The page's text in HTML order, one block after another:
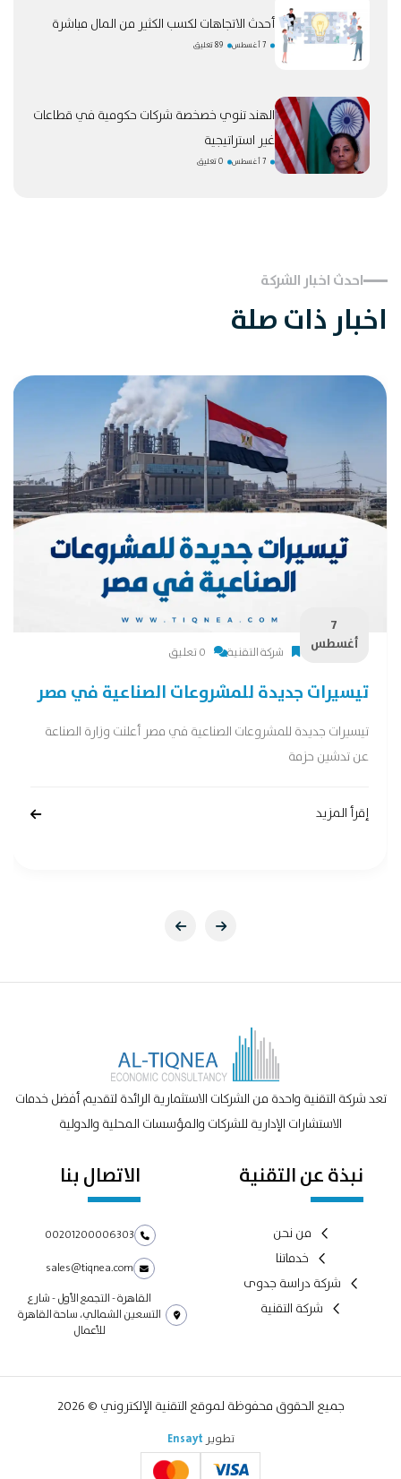
أحدث الاتجاهات لكسب الكثير من المال مباشرة
7 أغسطس 89 تعليق
الهند تنوي خصخصة شركات حكومية في قطاعات
غير استراتيجية
7 أغسطس 0 تعليق
احدث اخبار الشركة
اخبار ذات صلة
7
أغسطس
شركة التقنية 0 تعليق
تيسيرات جديدة للمشروعات الصناعية في مصر
تيسيرات جديدة للمشروعات الصناعية في مصر أعلنت وزارة الصناعة
عن تدشين حزمة
إقرأ المزيد
تعد شركة التقنية واحدة من الشركات الاستثمارية الرائدة لتقديم أفضل خدمات
الاستشارات الإدارية للشركات والمؤسسات المحلية والدولية
نبذة عن التقنية
من نحن
خدماتنا
شركة دراسة جدوى
شركة التقنية
الاتصال بنا
00201200006303
sales@tiqnea.com
القاهرة - التجمع الأول - شارع
التسعين الشمالي، ساحة القاهرة
للأعمال
جميع الحقوق محفوظة لموقع التقنية الإلكتروني © 2026
تطوير Ensayt